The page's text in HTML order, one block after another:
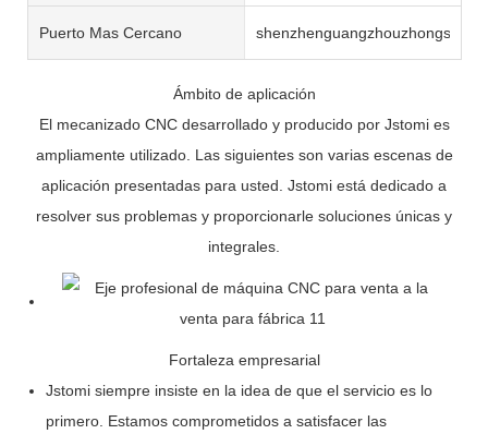
Puerto Mas Cercano shenzhenguangzhouzhongshan
Ámbito de aplicación
El mecanizado CNC desarrollado y producido por Jstomi es
ampliamente utilizado. Las siguientes son varias escenas de
aplicación presentadas para usted. Jstomi está dedicado a
resolver sus problemas y proporcionarle soluciones únicas y
integrales.
Fortaleza empresarial
Jstomi siempre insiste en la idea de que el servicio es lo
primero. Estamos comprometidos a satisfacer las